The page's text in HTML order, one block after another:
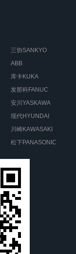
三协SANKYO
ABB
库卡KUKA
发那科FANUC
安川YASKAWA
现代HYUNDAI
川崎KAWASAKI
松下PANASONIC